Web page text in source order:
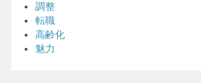
調整
転職
高齢化
魅力